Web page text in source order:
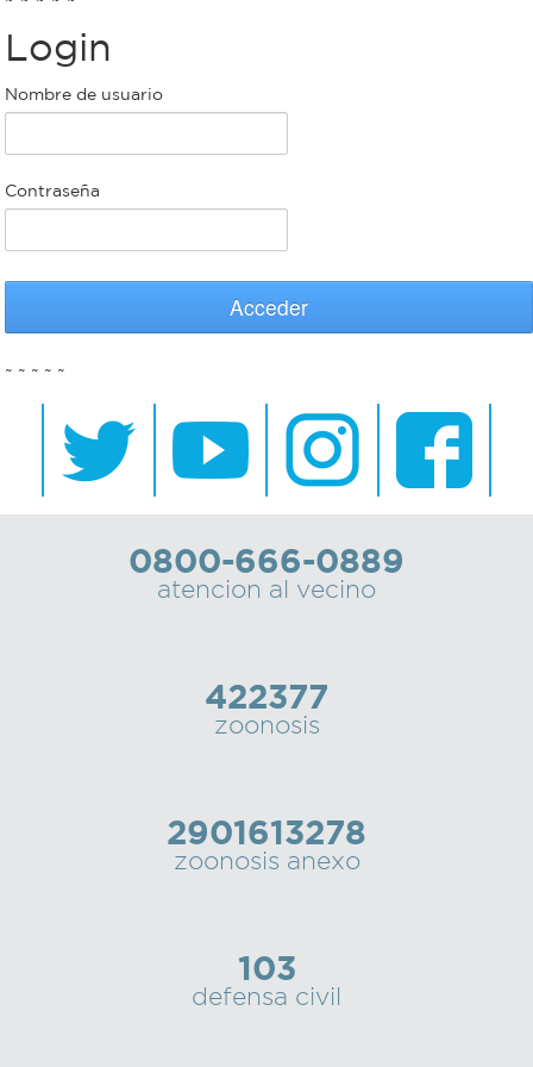
Bromatología
Rentas
Municipal
bondi
Recorrido
colectivos
Recarga
Personal
municipal
Login
Nombre de usuario
Contraseña
Acceder
~ ~ ~ ~ ~
0800-666-0889
atencion al vecino
422377
zoonosis
2901613278
zoonosis anexo
103
defensa civil